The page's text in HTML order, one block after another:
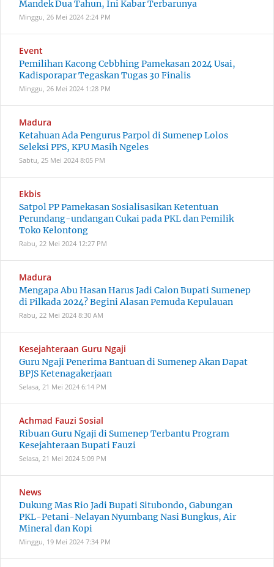
Mandek Dua Tahun, Ini Kabar Terbarunya
Minggu, 26 Mei 2024 2:24 PM
Event
Pemilihan Kacong Cebbhing Pamekasan 2024 Usai,
Kadisporapar Tegaskan Tugas 30 Finalis
Minggu, 26 Mei 2024 1:28 PM
Madura
Ketahuan Ada Pengurus Parpol di Sumenep Lolos
Seleksi PPS, KPU Masih Ngeles
Sabtu, 25 Mei 2024 8:05 PM
Ekbis
Satpol PP Pamekasan Sosialisasikan Ketentuan
Perundang-undangan Cukai pada PKL dan Pemilik
Toko Kelontong
Rabu, 22 Mei 2024 12:27 PM
Madura
Mengapa Abu Hasan Harus Jadi Calon Bupati Sumenep
di Pilkada 2024? Begini Alasan Pemuda Kepulauan
Rabu, 22 Mei 2024 8:30 AM
Kesejahteraan Guru Ngaji
Guru Ngaji Penerima Bantuan di Sumenep Akan Dapat
BPJS Ketenagakerjaan
Selasa, 21 Mei 2024 6:14 PM
Achmad Fauzi Sosial
Ribuan Guru Ngaji di Sumenep Terbantu Program
Kesejahteraan Bupati Fauzi
Selasa, 21 Mei 2024 5:09 PM
News
Dukung Mas Rio Jadi Bupati Situbondo, Gabungan
PKL-Petani-Nelayan Nyumbang Nasi Bungkus, Air
Mineral dan Kopi
Minggu, 19 Mei 2024 7:34 PM